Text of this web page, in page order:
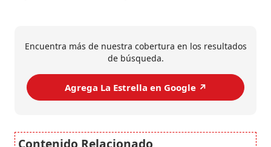
Encuentra más de nuestra cobertura en los resultados
de búsqueda.
Agrega La Estrella en Google ↗️